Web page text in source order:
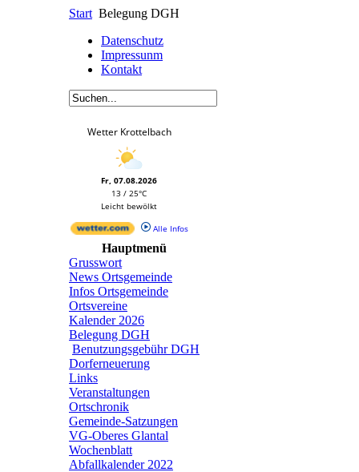
Start Belegung DGH
Datenschutz
Impressunm
Kontakt
Wetter Krottelbach
Fr, 07.08.2026
13 / 25°C
Leicht bewölkt
Alle Infos
Hauptmenü
Grusswort
News Ortsgemeinde
Infos Ortsgemeinde
Ortsvereine
Kalender 2026
Belegung DGH
Benutzungsgebühr DGH
Dorferneuerung
Links
Veranstaltungen
Ortschronik
Gemeinde-Satzungen
VG-Oberes Glantal
Wochenblatt
Abfallkalender 2022